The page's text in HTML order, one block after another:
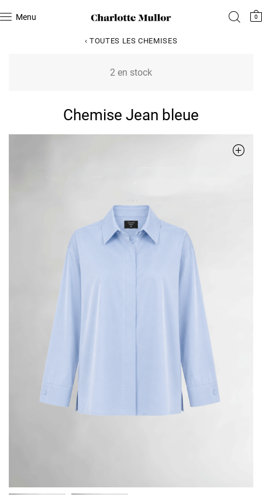
Menu 0
‹ TOUTES LES CHEMISES
Chemise Jean bleue
2 en stock